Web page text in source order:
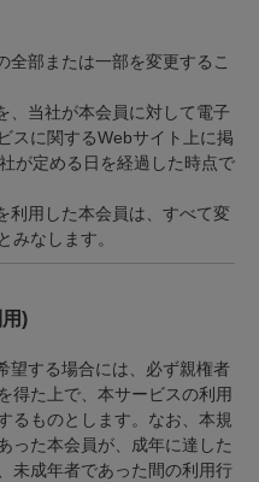
全部または一部を変更するこ
、当社が本会員に対して電子
スに関するWebサイト上に掲
が定める日を経過した時点で
利用した本会員は、すべて変
みなします。
)
望する場合には、必ず親権者
得た上で、本サービスの利用
るものとします。なお、本規
った本会員が、成年に達した
未成年者であった間の利用行